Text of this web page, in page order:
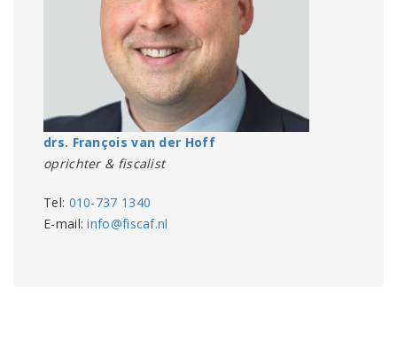
drs. François van der Hoff
oprichter & fiscalist
Tel: 010-737 1340
E-mail:info@fiscaf.nl